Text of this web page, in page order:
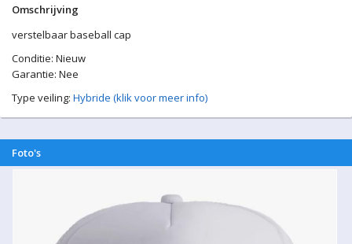
Omschrijving
verstelbaar baseball cap
Conditie: Nieuw
Garantie: Nee
Type veiling: Hybride (klik voor meer info)
Foto's